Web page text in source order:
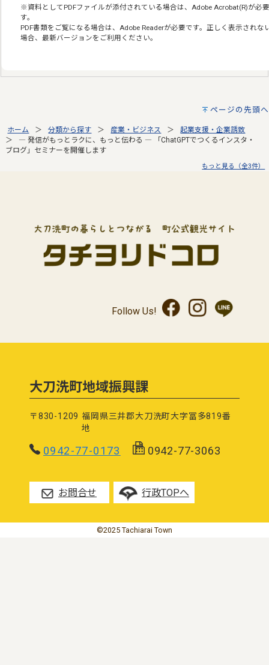
※資料としてPDFファイルが添付されている場合は、Adobe Acrobat(R)が必
す。
PDF書類をご覧になる場合は、Adobe Readerが必要です。正しく表示されな
場合、最新バージョンをご利用ください。
ページの先頭へ
ホーム 分類から探す 産業・ビジネス
起業支援・企業誘致
― 発信がもっとラクに、もっと伝わる ― 「ChatGPTでつくるインスタ・
ブログ」セミナーを開催します
もっと見る（全3件）
Follow Us!
大刀洗町地域振興課
〒830-1209 福岡県三井郡大刀洗町大字冨多819番
地
0942-77-0173 0942-77-3063
お問合せ 行政TOPへ
©2025 Tachiarai Town